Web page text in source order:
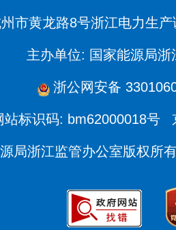
市黄龙路8号浙江电力生
主办单位: 国家能源局浙
浙公网安备
站标识码: bm62000018号
局浙江监管办公室版权所